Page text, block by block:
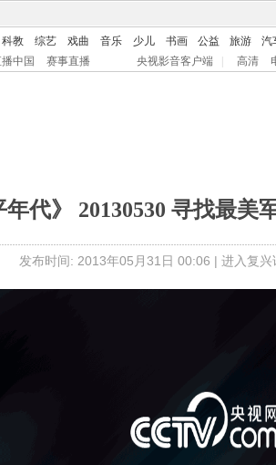
科教 综艺 戏曲 音乐 少儿 书画 公益 旅游 汽
中国
赛事直播 央视影音客户端 高清
年代》 20130530 寻找最美
发布时间: 2013年05月31日 00:06 | 进入复兴